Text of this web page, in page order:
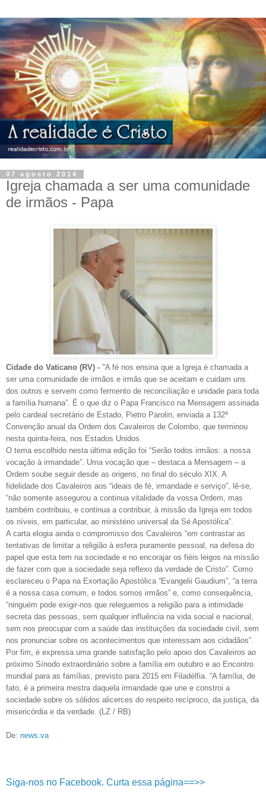
07 agosto 2014
Igreja chamada a ser uma comunidade
de irmãos - Papa
Cidade do Vaticano (RV) - "A fé nos ensina que a Igreja é chamada a
ser uma comunidade de irmãos e irmãs que se aceitam e cuidam uns
dos outros e servem como fermento de reconciliação e unidade para toda
a família humana”. É o que diz o Papa Francisco na Mensagem assinada
pelo cardeal secretário de Estado, Pietro Parolin, enviada a 132ª
Convenção anual da Ordem dos Cavaleiros de Colombo, que terminou
nesta quinta-feira, nos Estados Unidos.
O tema escolhido nesta última edição foi “Serão todos irmãos: a nossa
vocação à irmandade”. Uma vocação que – destaca a Mensagem – a
Ordem soube seguir desde as origens, no final do século XIX. A
fidelidade dos Cavaleiros aos “ideais de fé, irmandade e serviço”, lê-se,
“não somente assegurou a continua vitalidade da vossa Ordem, mas
também contribuiu, e continua a contribuir, à missão da Igreja em todos
os níveis, em particular, ao ministério universal da Sé Apostólica”.
A carta elogia ainda o compromisso dos Cavaleiros “em contrastar as
tentativas de limitar a religião à esfera puramente pessoal, na defesa do
papel que esta tem na sociedade e no encorajar os fiéis leigos na missão
de fazer com que a sociedade seja reflexo da verdade de Cristo”. Como
esclareceu o Papa na Exortação Apostólica “Evangelii Gaudium”, “a terra
é a nossa casa comum, e todos somos irmãos” e, como consequência,
“ninguém pode exigir-nos que releguemos a religião para a intimidade
secreta das pessoas, sem qualquer influência na vida social e nacional,
sem nos preocupar com a saúde das instituições da sociedade civil, sem
nos pronunciar sobre os acontecimentos que interessam aos cidadãos”.
Por fim, é expressa uma grande satisfação pelo apoio dos Cavaleiros ao
próximo Sínodo extraordinário sobre a família em outubro e ao Encontro
mundial para as famílias, previsto para 2015 em Filadélfia. “A família, de
fato, é a primeira mestra daquela irmandade que une e constroi a
sociedade sobre os sólidos alicerces do respeito recíproco, da justiça, da
misericórdia e da verdade. (LZ / RB)
De: news.va
Siga-nos no Facebook. Curta essa página==>>